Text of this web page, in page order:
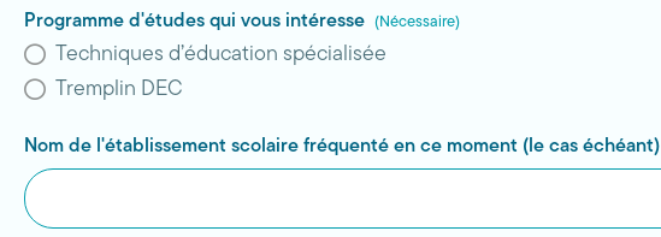
Programme d'études qui vous intéresse (Nécessaire)
Techniques d’éducation spécialisée
Tremplin DEC
Nom de l'établissement scolaire fréquenté en ce moment (le cas échéant)